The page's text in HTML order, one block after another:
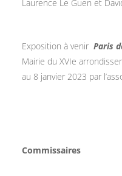
Laurence Le Guen et
Exposition à venir Paris
Mairie du XVIe
au 8 janvier 2023 par
Commissaires